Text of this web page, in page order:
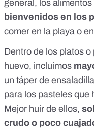
general, los alimentos
bienvenidos en los
comer en la playa o
Dentro de los platos
huevo, incluimos
un táper de
para los pasteles que
Mejor huir de ellos,
crudo o poco